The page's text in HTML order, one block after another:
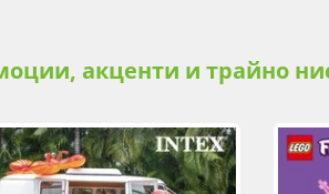
акценти и трайно